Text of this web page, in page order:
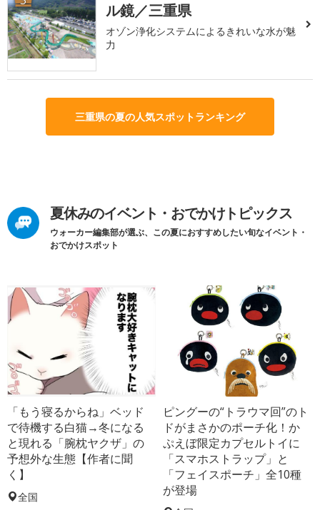
ル鏡／三重県
オゾン浄化システムによるきれいな水が魅
力
三重県の夏の人気スポットランキング
夏休みのイベント・おでかけトピックス
ウォーカー編集部が選ぶ、この夏におすすめしたい旬なイベント・
おでかけスポット
「もう寝るからね」ベッド
で待機する白猫→冬になる
と現れる「腕枕ヤクザ」の
予想外な生態【作者に聞
く】
全国
ピングーの“トラウマ回”のト
ドがまさかのポーチ化！か
ぷえぼ限定カプセルトイに
「スマホストラップ」と
「フェイスポーチ」全10種
が登場